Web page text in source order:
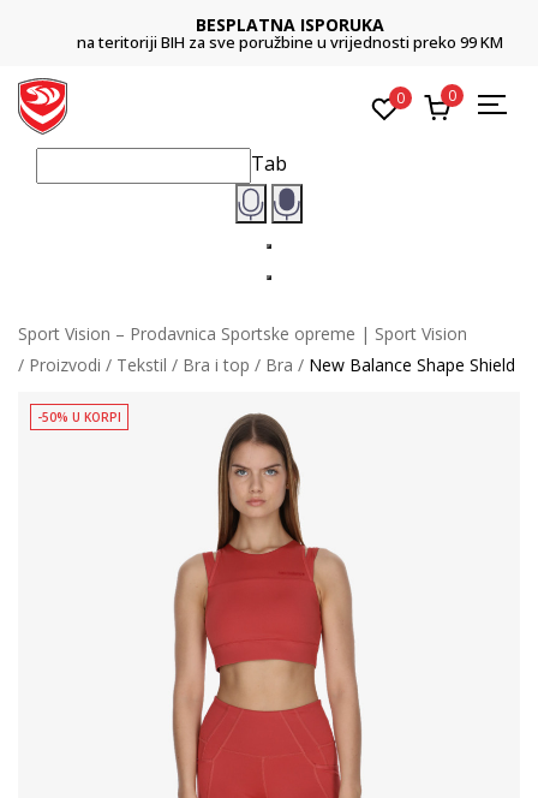
BESPLATNA ISPORUKA
na teritoriji BIH za sve poružbine u vrijednosti preko 99 KM
0 0
Tab
Sport Vision – Prodavnica Sportske opreme | Sport Vision
Proizvodi
Tekstil Bra i top Bra New Balance Shape Shield
-50% U KORPI